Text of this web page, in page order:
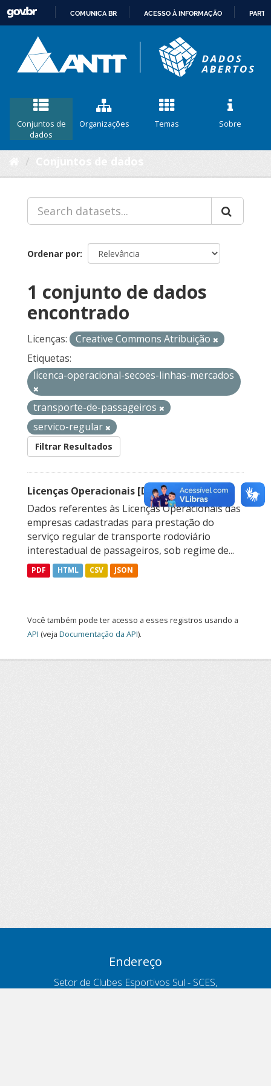
CONTEÚDO
COMUNICA BR ACESSO À INFORMAÇÃO
Conjuntos de
dados
Organizações Temas Sobre
Ordenar por
1 conjunto de dados
encontrado
Licenças:
Creative Commons Atribuição
Etiquetas:
licenca-operacional-secoes-linhas-mercados
transporte-de-passageiros
servico-regular
Filtrar Resultados
Licenças Operacionais [Descontinuado]
Dados referentes às Licenças Operacionais das
empresas cadastradas para prestação do
serviço regular de transporte rodoviário
interestadual de passageiros, sob regime de...
PDF HTML CSV JSON
Você também pode ter acesso a esses registros usando a
API (veja Documentação da API).
Endereço
Setor de Clubes Esportivos Sul - SCES,